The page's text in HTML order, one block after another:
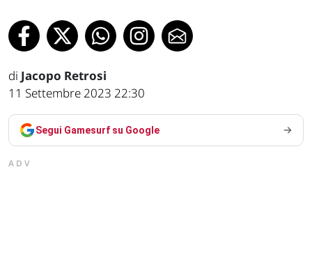
di Jacopo Retrosi
11 Settembre 2023 22:30
Segui Gamesurf su Google
ADV